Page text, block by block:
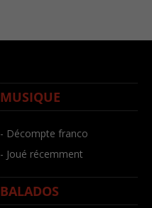
MUSIQUE
- Décompte franco
- Joué récemment
BALADOS